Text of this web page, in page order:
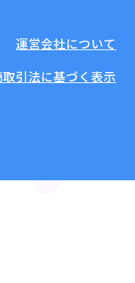
運営会社について
引法に基づく表示